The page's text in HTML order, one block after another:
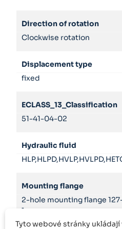
Direction of rotation
Clockwise rotation
Displacement type
fixed
ECLASS_13_Classification
51-41-04-02
Hydraulic fluid
Mounting flange
2-hole mounting flange
1
Tyto webové stránky ukládají